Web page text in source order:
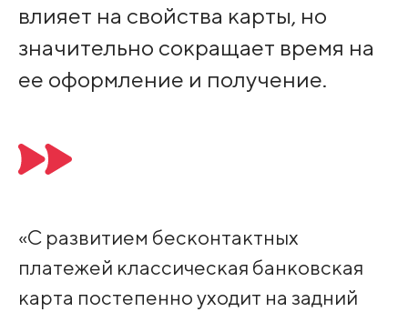
влияет на свойства карты, но
значительно сокращает время на
ее оформление и получение.
«С развитием бесконтактных
платежей классическая банковская
карта постепенно уходит на задний